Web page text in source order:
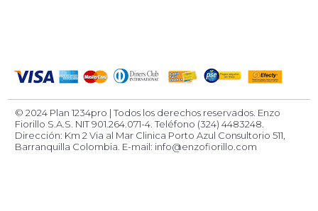
© 2024 Plan 1234pro | Todos los derechos reservados. Enzo
Fiorillo S.A.S. NIT 901.264.071-4. Teléfono (324) 4483248.
Dirección: Km 2 Via al Mar Clinica Porto Azul Consultorio 511,
Barranquilla Colombia. E-mail: info@enzofiorillo.com